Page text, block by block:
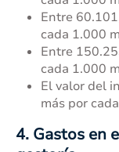
Entre
cada 1.000
Entre
cada 1.000
El valor del
más por
4. Gastos en